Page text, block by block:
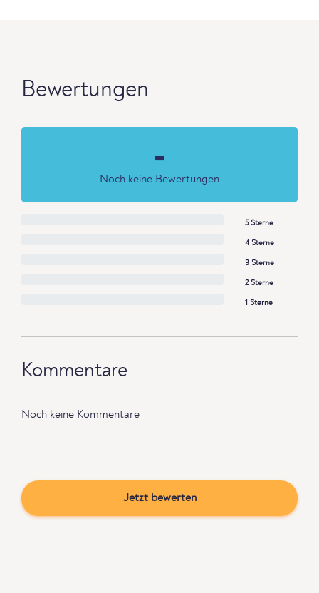
Bewertungen
-
Noch keine Bewertungen
5 Sterne
4 Sterne
3 Sterne
2 Sterne
1 Sterne
Kommentare
Noch keine Kommentare
Jetzt bewerten